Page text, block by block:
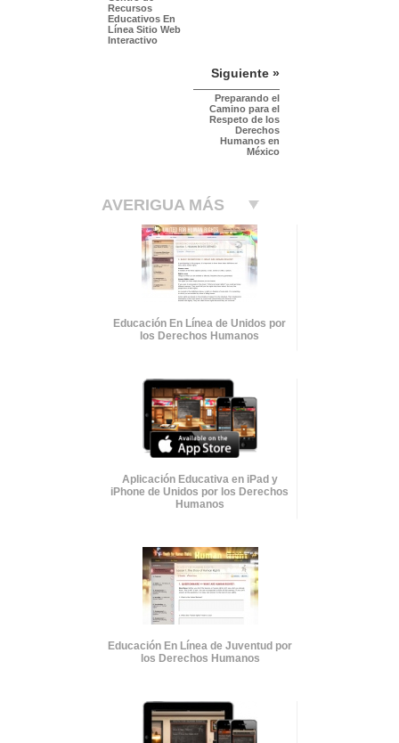
Recursos
Educativos En
Línea Sitio Web
Interactivo
Siguiente »
Preparando el
Camino para el
Respeto de los
Derechos
Humanos en
México
AVERIGUA MÁS
Educación En Línea de Unidos por
los Derechos Humanos
Aplicación Educativa en iPad y
iPhone de Unidos por los Derechos
Humanos
Educación En Línea de Juventud por
los Derechos Humanos